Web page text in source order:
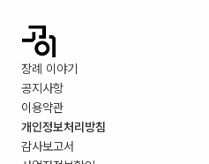
장례 이야기
공지사항
이용약관
개인정보처리방침
감사보고서